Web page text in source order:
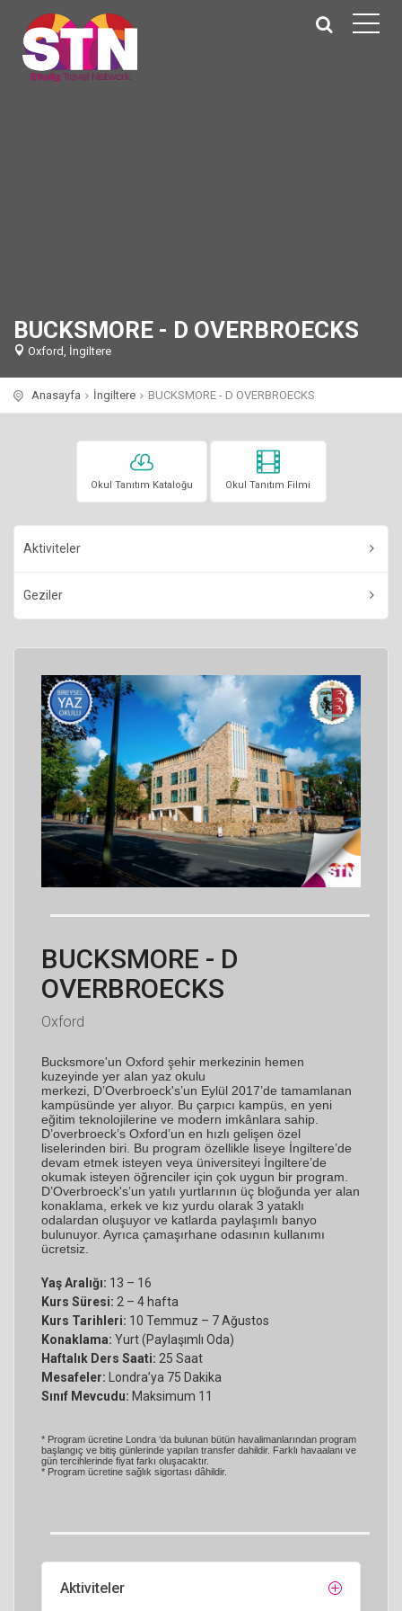
BUCKSMORE - D OVERBROECKS
Oxford, İngiltere
Anasayfa İngiltere BUCKSMORE - D OVERBROECKS
Okul Tanıtım Kataloğu Okul Tanıtım Filmi
Aktiviteler
Geziler
BUCKSMORE - D
OVERBROECKS
Oxford
Bucksmore'un Oxford şehir merkezinin hemen
kuzeyinde yer alan yaz okulu
merkezi, D’Overbroeck's’un Eylül 2017’de tamamlanan
kampüsünde yer alıyor. Bu çarpıcı kampüs, en yeni
eğitim teknolojilerine ve modern imkânlara sahip.
D’overbroeck’s Oxford’un en hızlı gelişen özel
liselerinden biri. Bu program özellikle liseye İngiltere’de
devam etmek isteyen veya üniversiteyi İngiltere’de
okumak isteyen öğrenciler için çok uygun bir program.
D’Overbroeck's’un yatılı yurtlarının üç bloğunda yer alan
konaklama, erkek ve kız yurdu olarak 3 yataklı
odalardan oluşuyor ve katlarda paylaşımlı banyo
bulunuyor. Ayrıca çamaşırhane odasının kullanımı
ücretsiz.
Yaş Aralığı: 13 – 16
Kurs Süresi: 2 – 4 hafta
Kurs Tarihleri: 10 Temmuz – 7 Ağustos
Konaklama: Yurt (Paylaşımlı Oda)
Haftalık Ders Saati: 25 Saat
Mesafeler: Londra’ya 75 Dakika
Sınıf Mevcudu: Maksimum 11
* Program ücretine Londra ‘da bulunan bütün havalimanlarından program
başlangıç ve bitiş günlerinde yapılan transfer dahildir. Farklı havaalanı ve
gün tercihlerinde fiyat farkı oluşacaktır.
* Program ücretine sağlık sigortası dâhildir.
Aktiviteler